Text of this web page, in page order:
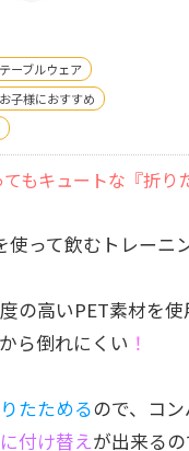
テーブルウェア
お子様におすすめ
もキュートな『折り
って飲むトレーニ
の高いPET素材を使
ら倒れにくい ！
たためるので、コ
付け替えが出来る